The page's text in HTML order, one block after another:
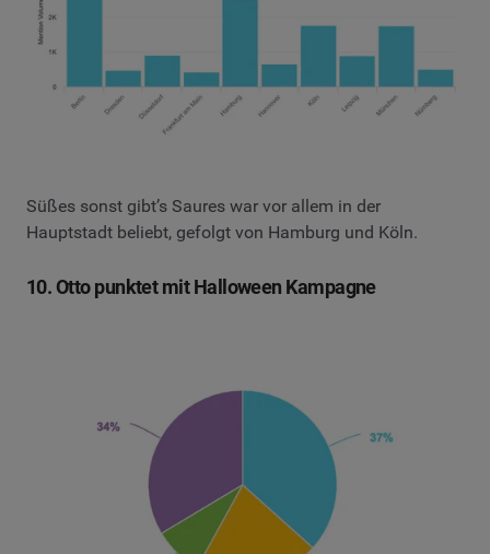
Süßes sonst gibt’s Saures war vor allem in der
Hauptstadt beliebt, gefolgt von Hamburg und Köln.
10. Otto punktet mit Halloween Kampagne